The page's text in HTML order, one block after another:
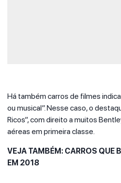
Há também carros de filmes
ou musical”. Nesse caso, o
Ricos”, com direito a muitos
aéreas em primeira classe.
VEJA TAMBÉM: CARROS QUE
EM 2018